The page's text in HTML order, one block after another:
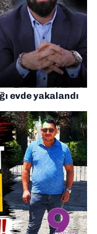
evde yakalandı